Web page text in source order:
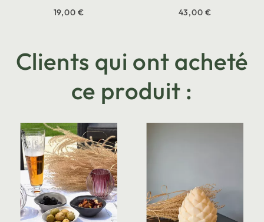
19,00 € 43,00 €
Clients qui ont acheté
ce produit :